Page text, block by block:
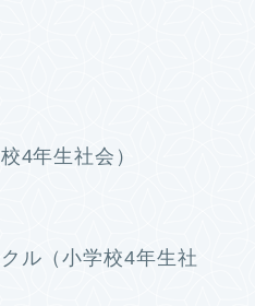
4年生社会）
ル（小学校4年生社